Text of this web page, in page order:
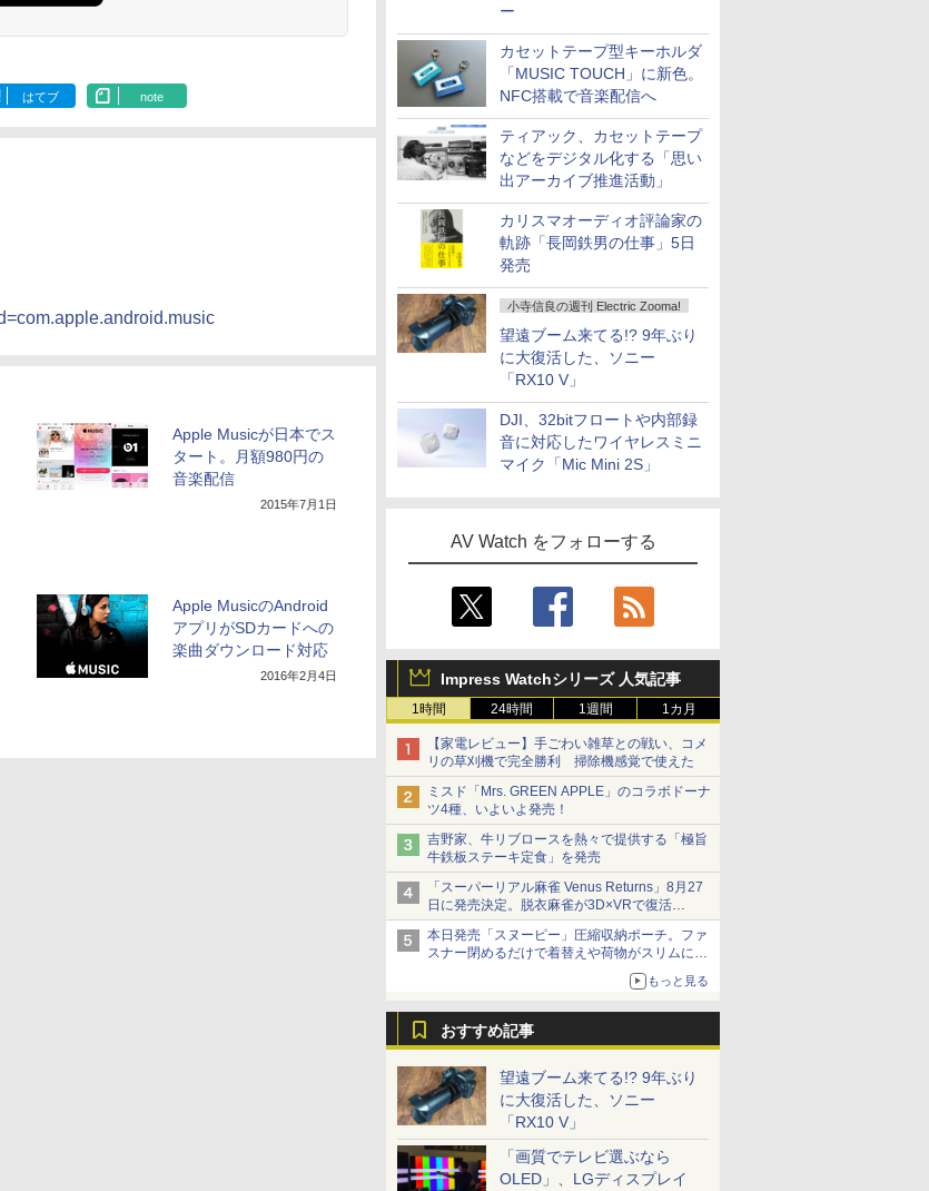
ー
カセットテープ型キーホルダ
「MUSIC TOUCH」に新色。
NFC搭載で音楽配信へ
ティアック、カセットテープ
などをデジタル化する「思い
出アーカイブ推進活動」
カリスマオーディオ評論家の
軌跡「長岡鉄男の仕事」5日
発売
小寺信良の週刊 Electric Zooma!
望遠ブーム来てる!? 9年ぶり
に大復活した、ソニー
「RX10 V」
DJI、32bitフロートや内部録
音に対応したワイヤレスミニ
マイク「Mic Mini 2S」
AV Watch をフォローする
Impress Watchシリーズ 人気記事
1時間 24時間 1週間 1カ月
【家電レビュー】手ごわい雑草との戦い、コメ
リの草刈機で完全勝利 掃除機感覚で使えた
ミスド「Mrs. GREEN APPLE」のコラボドーナ
ツ4種、いよいよ発売！
吉野家、牛リブロースを熱々で提供する「極旨
牛鉄板ステーキ定食」を発売
「スーパーリアル麻雀 Venus Returns」8月27
日に発売決定。脱衣麻雀が3D×VRで復活
発売から2週間は20%オフになるセールが実施
本日発売「スヌーピー」圧縮収納ポーチ。ファ
スナー閉めるだけで着替えや荷物がスリムにま
もっと見る
おすすめ記事
望遠ブーム来てる!? 9年ぶり
に大復活した、ソニー
「RX10 V」
「画質でテレビ選ぶなら
OLED」、LGディスプレイ
はてブ note
Apple Musicが日本でス
タート。月額980円の
音楽配信
2015年7月1日
Apple MusicのAndroid
アプリがSDカードへの
楽曲ダウンロード対応
2016年2月4日